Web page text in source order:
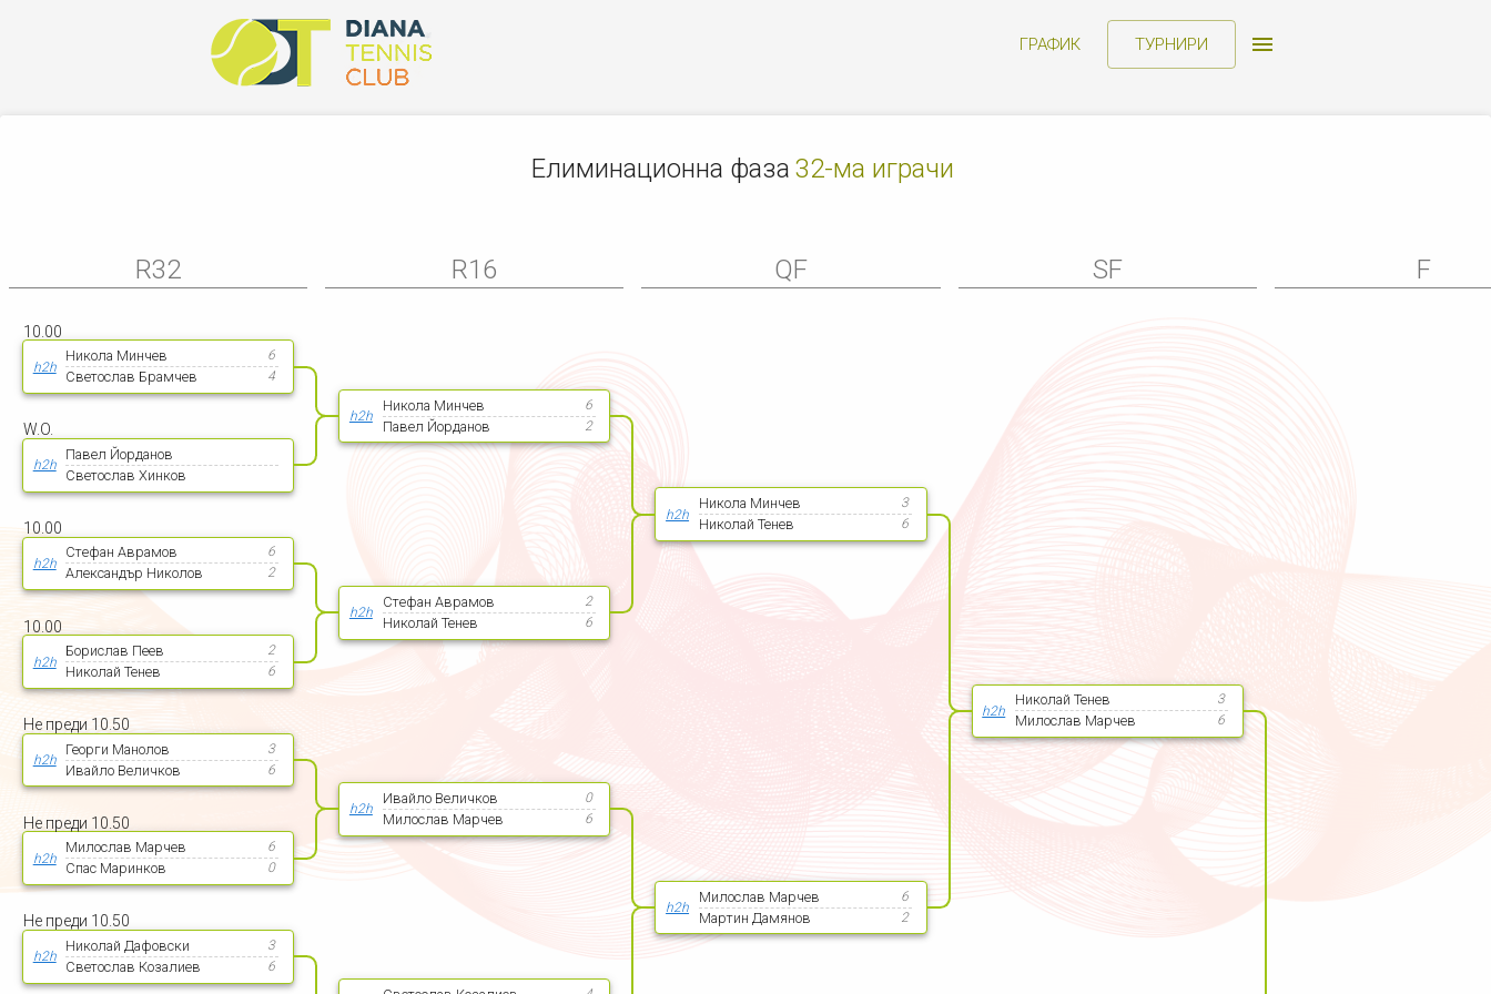
ГРАФИК ТУРНИРИ
Елиминационна фаза 32-ма играчи
R32
Никола Минчев 6
Светослав Брамчев 4
h2h
10.00
Павел Йорданов
Светослав Хинков
h2h
W.O.
Стефан Аврамов 6
Александър Николов 2
h2h
10.00
Борислав Пеев 2
Николай Тенев 6
h2h
10.00
Георги Манолов 3
Ивайло Величков 6
h2h
Не преди 10.50
Милослав Марчев 6
Спас Маринков 0
h2h
Не преди 10.50
Николай Дафовски 3
Светослав Козалиев 6
h2h
Не преди 10.50
R16
Никола Минчев 6
Павел Йорданов 2
h2h
Стефан Аврамов 2
Николай Тенев 6
h2h
Ивайло Величков 0
Милослав Марчев 6
h2h
QF
Никола Минчев 3
Николай Тенев 6
h2h
Милослав Марчев 6
Мартин Дамянов 2
h2h
SF
Николай Тенев 3
Милослав Марчев 6
h2h
F